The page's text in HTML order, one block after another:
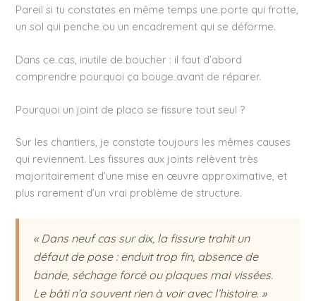
Pareil si tu constates en même temps une porte qui frotte,
un sol qui penche ou un encadrement qui se déforme.
Dans ce cas, inutile de boucher : il faut d’abord
comprendre pourquoi ça bouge avant de réparer.
Pourquoi un joint de placo se fissure tout seul ?
Sur les chantiers, je constate toujours les mêmes causes
qui reviennent. Les fissures aux joints relèvent très
majoritairement d’une mise en œuvre approximative, et
plus rarement d’un vrai problème de structure.
« Dans neuf cas sur dix, la fissure trahit un
défaut de pose : enduit trop fin, absence de
bande, séchage forcé ou plaques mal vissées.
Le bâti n’a souvent rien à voir avec l’histoire. »